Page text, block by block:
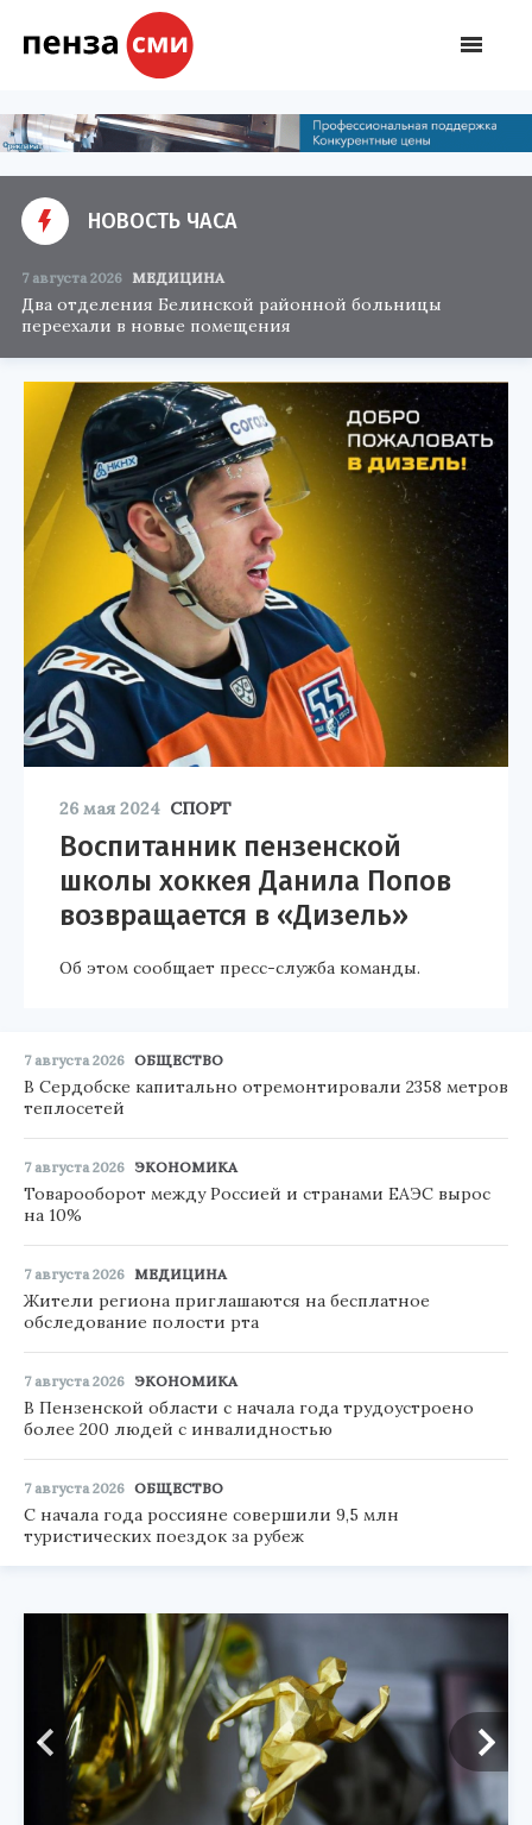
НОВОСТЬ ЧАСА
7 августа 2026 МЕДИЦИНА
Два отделения Белинской районной больницы
переехали в новые помещения
26 мая 2024 СПОРТ
Воспитанник пензенской
школы хоккея Данила Попов
возвращается в «Дизель»
Об этом сообщает пресс-служба команды.
7 августа 2026 ОБЩЕСТВО
В Сердобске капитально отремонтировали 2358 метров
теплосетей
7 августа 2026 ЭКОНОМИКА
Товарооборот между Россией и странами ЕАЭС вырос
на 10%
7 августа 2026 МЕДИЦИНА
Жители региона приглашаются на бесплатное
обследование полости рта
7 августа 2026 ЭКОНОМИКА
В Пензенской области с начала года трудоустроено
более 200 людей с инвалидностью
7 августа 2026 ОБЩЕСТВО
С начала года россияне совершили 9,5 млн
туристических поездок за рубеж